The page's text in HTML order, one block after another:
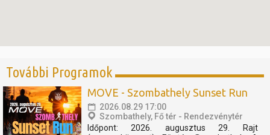
További Programok
MOVE - Szombathely Sunset Run
2026.08.29 17:00
Szombathely, Fő tér - Rendezvénytér
Időpont: 2026. augusztus 29. Rajt